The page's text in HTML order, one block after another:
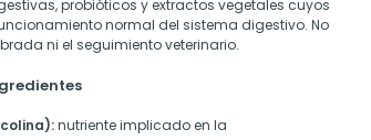
probióticos y extractos vegetales cuyos
normal del sistema digestivo. No
ni el seguimiento veterinario.
nutriente implicado en la